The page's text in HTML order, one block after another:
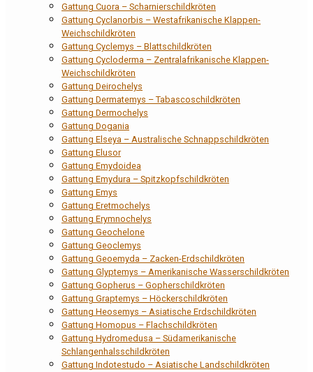
Gattung Cuora – Scharnierschildkröten
Gattung Cyclanorbis – Westafrikanische Klappen-
Weichschildkröten
Gattung Cyclemys – Blattschildkröten
Gattung Cycloderma – Zentralafrikanische Klappen-
Weichschildkröten
Gattung Deirochelys
Gattung Dermatemys – Tabascoschildkröten
Gattung Dermochelys
Gattung Dogania
Gattung Elseya – Australische Schnappschildkröten
Gattung Elusor
Gattung Emydoidea
Gattung Emydura – Spitzkopfschildkröten
Gattung Emys
Gattung Eretmochelys
Gattung Erymnochelys
Gattung Geochelone
Gattung Geoclemys
Gattung Geoemyda – Zacken-Erdschildkröten
Gattung Glyptemys – Amerikanische Wasserschildkröten
Gattung Gopherus – Gopherschildkröten
Gattung Graptemys – Höckerschildkröten
Gattung Heosemys – Asiatische Erdschildkröten
Gattung Homopus – Flachschildkröten
Gattung Hydromedusa – Südamerikanische
Schlangenhalsschildkröten
Gattung Indotestudo – Asiatische Landschildkröten